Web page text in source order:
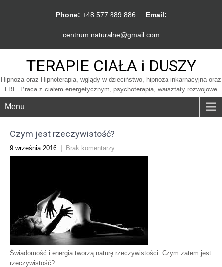
Phone: +48 577 889 886 Email:
centrum.naturalne@gmail.com
TERAPIE CIAŁA i DUSZY
Hipnoza oraz Hipnoterapia, wglądy w dzieciństwo, hipnoza inkarnacyjna oraz
LBL. Praca z ciałem energetycznym, psychoterapia, warsztaty rozwojowe
Menu
Czym jest rzeczywistość?
9 września 2016 Brak komentarzy
Świadomość i energia tworzą naturę rzeczywistości. Czym zatem jest
rzeczywistość?